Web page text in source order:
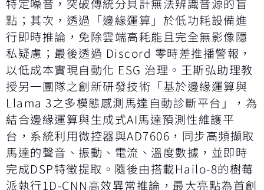
特定噪音，突破傳統分貝計無法辨識音源的盲
點；其次，透過「邊緣運算」於低功耗設備進
行即時推論，免除雲端高耗能且完全無影像隱
私疑慮；最後透過 Discord 零時差推播警報，
以低成本實現自動化 ESG 治理。王斯弘助理教
授另一團隊之創新研發技術「基於邊緣運算與
Llama 3之多模態感測馬達自動診斷平台」，為
結合邊緣運算與生成式AI馬達預測性維護平
台，系統利用微控器與AD7606，同步高頻擷取
馬達的聲音、振動、電流、溫度數據，並即時
完成DSP特徵提取。隨後由搭載Hailo-8的樹莓
派執行1D-CNN高效異常推論，最大亮點為首創